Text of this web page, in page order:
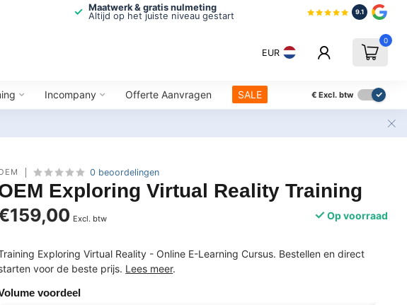
Maatwerk & gratis nulmeting
Altijd op het juiste niveau gestart
9.1
EUR
0
Incompany Offerte Aanvragen SALE € Excl. btw
0 beoordelingen
Exploring Virtual Reality Training
Excl. btw Op voorraad
Exploring Virtual Reality - Online E-Learning Cursus. Bestellen en direct
voor de beste prijs. Lees meer.
voordeel